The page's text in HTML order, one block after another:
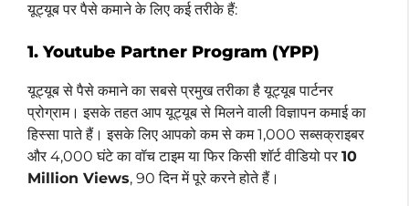
यूट्यूब पर पैसे कमाने के लिए कई तरीके हैं:
1. Youtube Partner Program (YPP)
यूट्यूब से पैसे कमाने का सबसे प्रमुख तरीका है यूट्यूब पार्टनर
प्रोग्राम। इसके तहत आप यूट्यूब से मिलने वाली विज्ञापन कमाई का
हिस्सा पाते हैं। इसके लिए आपको कम से कम 1,000 सब्सक्राइबर
और 4,000 घंटे का वॉच टाइम या फिर किसी शॉर्ट वीडियो पर 10
Million Views, 90 दिन में पूरे करने होते हैं।